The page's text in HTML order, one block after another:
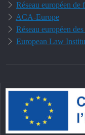
Réseau européen
ACA-Europe
Réseau européen
European Law